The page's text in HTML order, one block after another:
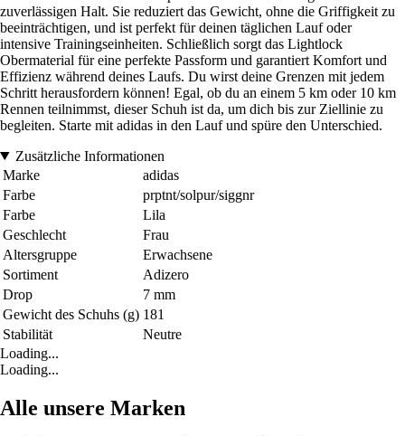
zuverlässigen Halt. Sie reduziert das Gewicht, ohne die Griffigkeit zu
beeinträchtigen, und ist perfekt für deinen täglichen Lauf oder
intensive Trainingseinheiten. Schließlich sorgt das Lightlock
Obermaterial für eine perfekte Passform und garantiert Komfort und
Effizienz während deines Laufs. Du wirst deine Grenzen mit jedem
Schritt herausfordern können! Egal, ob du an einem 5 km oder 10 km
Rennen teilnimmst, dieser Schuh ist da, um dich bis zur Ziellinie zu
begleiten. Starte mit adidas in den Lauf und spüre den Unterschied.
Zusätzliche Informationen
Marke
adidas
Farbe
prptnt/solpur/siggnr
Farbe
Lila
Geschlecht
Frau
Altersgruppe
Erwachsene
Sortiment
Adizero
Drop
7 mm
Gewicht des Schuhs (g) 181
Stabilität
Neutre
Loading...
Loading...
Alle unsere Marken